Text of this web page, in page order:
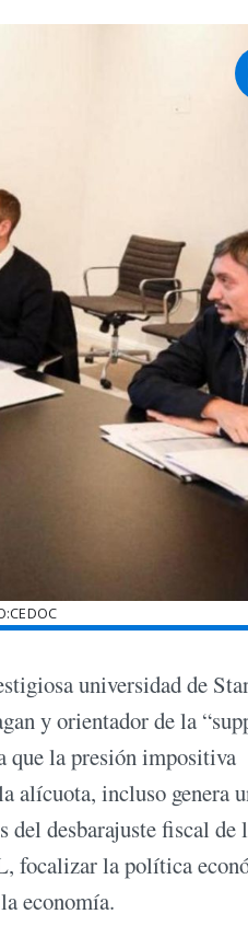
universidad de
y orientador de la
que la presión impositiva
alícuota, incluso genera
del desbarajuste fiscal de
focalizar la política
economía.